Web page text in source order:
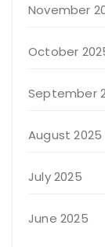
November
October
September
August 2025
July 2025
June 2025